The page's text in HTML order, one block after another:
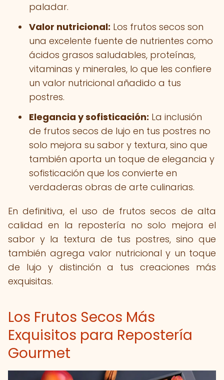
paladar.
Valor nutricional: Los frutos secos son
una excelente fuente de nutrientes como
ácidos grasos saludables, proteínas,
vitaminas y minerales, lo que les confiere
un valor nutricional añadido a tus
postres.
Elegancia y sofisticación: La inclusión
de frutos secos de lujo en tus postres no
solo mejora su sabor y textura, sino que
también aporta un toque de elegancia y
sofisticación que los convierte en
verdaderas obras de arte culinarias.
En definitiva, el uso de frutos secos de alta
calidad en la repostería no solo mejora el
sabor y la textura de tus postres, sino que
también agrega valor nutricional y un toque
de lujo y distinción a tus creaciones más
exquisitas.
Los Frutos Secos Más
Exquisitos para Repostería
Gourmet